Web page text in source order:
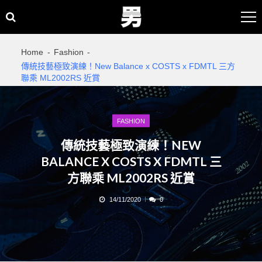
to
to
Home
Fashion
傳統技藝極致演練！New Balance x COSTS x FDMTL 三方
聯乘 ML2002RS 近賞
FASHION
傳統技藝極致演練！NEW
BALANCE X COSTS X FDMTL 三
方聯乘 ML2002RS 近賞
14/11/2020 0